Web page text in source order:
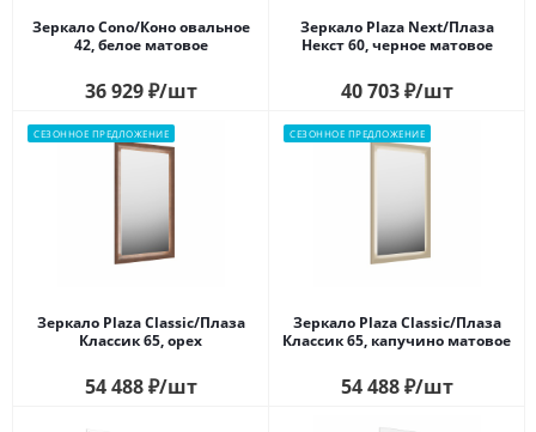
Зеркало Cono/Коно овальное
42, белое матовое
36 929₽/шт
Зеркало Plaza Next/Плаза
Некст 60, черное матовое
40 703₽/шт
СЕЗОННОЕ ПРЕДЛОЖЕНИЕ
Зеркало Plaza Classic/Плаза
Классик 65, орех
54 488₽/шт
СЕЗОННОЕ ПРЕДЛОЖЕНИЕ
Зеркало Plaza Classic/Плаза
Классик 65, капучино матовое
54 488₽/шт